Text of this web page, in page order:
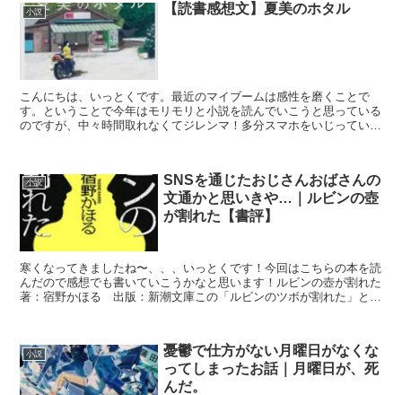
小説 【読書感想文】夏美のホタル
こんにちは、いっとくです。最近のマイブームは感性を磨くことで
す。ということで今年はモリモリと小説を読んでいこうと思っている
のですが、中々時間取れなくてジレンマ！多分スマホをいじっている
小説
SNSを通じたおじさんおばさんの
文通かと思いきや…｜ルビンの壺
が割れた【書評】
寒くなってきましたね〜、、、いっとくです！今回はこちらの本を読
んだので感想でも書いていこうかなと思います！ルビンの壺が割れた
著：宿野かほる 出版：新潮文庫この「ルビンのツボが割れた」とい
小説
憂鬱で仕方がない月曜日がなくな
ってしまったお話｜月曜日が、死
んだ。